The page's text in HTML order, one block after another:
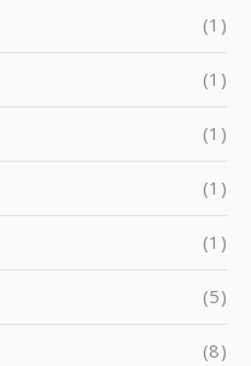
(1)
(1)
(1)
(1)
(1)
(5)
(8)